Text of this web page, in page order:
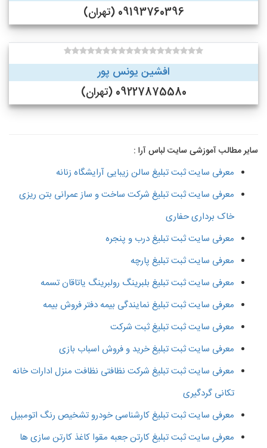
09193760396 (تهران)
افشین یونس پور
09227875580 (تهران)
سایر مطالب آموزشی سایت لباس آرا :
معرفی سایت ثبت تبلیغ سالن زیبایی آرایشگاه زنانه
معرفی سایت ثبت تبلیغ شرکت ساخت و ساز عمرانی بتن ریزی
خاک برداری حفاری
معرفی سایت ثبت تبلیغ درب و پنجره
معرفی سایت ثبت تبلیغ پارچه
معرفی سایت ثبت تبلیغ بلبرینگ رولبرینگ یاتاقان تسمه
معرفی سایت ثبت تبلیغ نمایندگی بیمه دفتر فروش بیمه
معرفی سایت ثبت تبلیغ ثبت شرکت
معرفی سایت ثبت تبلیغ خرید و فروش اسباب بازی
معرفی سایت ثبت تبلیغ شرکت نظافتی نظافت منزل ادارات خانه
تکانی گردگیری
معرفی سایت ثبت تبلیغ کارشناسی خودرو تشخیص رنگ اتومبیل
معرفی سایت ثبت تبلیغ کارتن جعبه مقوا کاغذ کارتن سازی ها